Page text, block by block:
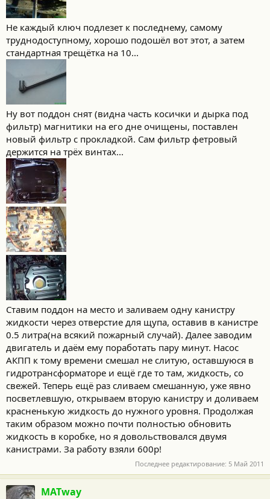
Не каждый ключ подлезет к последнему, самому
труднодоступному, хорошо подошёл вот этот, а затем
стандартная трещётка на 10...
Ну вот поддон снят (видна часть косички и дырка под
фильтр) магнитики на его дне очищены, поставлен
новый фильтр с прокладкой. Сам фильтр фетровый
держится на трёх винтах...
Ставим поддон на место и заливаем одну канистру
жидкости через отверстие для щупа, оставив в канистре
0.5 литра(на всякий пожарный случай). Далее заводим
двигатель и даём ему поработать пару минут. Насос
АКПП к тому времени смешал не слитую, оставшуюся в
гидротрансформаторе и ещё где то там, жидкость, со
свежей. Теперь ещё раз сливаем смешанную, уже явно
посветлевшую, открываем вторую канистру и доливаем
красненькую жидкость до нужного уровня. Продолжая
таким образом можно почти полностью обновить
жидкость в коробке, но я довольствовался двумя
канистрами. За работу взяли 600р!
Последнее редактирование: 5 Май 2011
MATway